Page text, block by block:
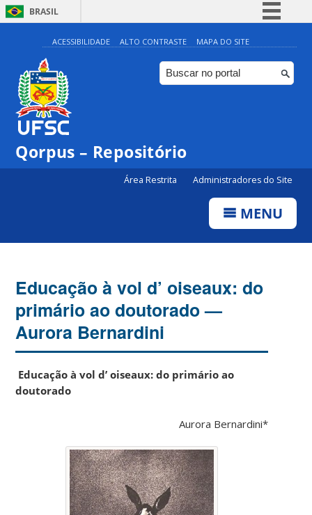
BRASIL
Simplifique!
Comunica BR
Participe
ACESSIBILIDADE ALTO CONTRASTE MAPA DO SITE
Qorpus – Repositório
Área Restrita Administradores do Site
MENU
Educação à vol d’ oiseaux: do
primário ao doutorado —
Aurora Bernardini
Educação à vol d’ oiseaux: do primário ao
doutorado
Aurora Bernardini*